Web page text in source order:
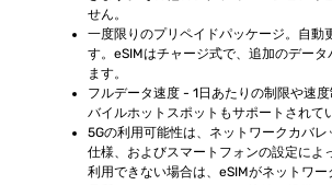
せん。
一度限りのプリペイドパッケージ。自動
す。eSIMはチャージ式で、追加のデータ
ます。
フルデータ速度 - 1日あたりの制限や速
バイルホットスポットもサポートされて
5Gの利用可能性は、ネットワークカバ
仕様、およびスマートフォンの設定によ
利用できない場合は、eSIMがネットワ